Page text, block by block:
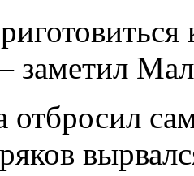
заметил
отбросил